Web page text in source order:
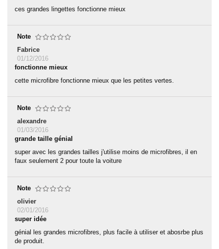
ces grandes lingettes fonctionne mieux
Note
Fabrice
01/12/2016
fonctionne mieux
cette microfibre fonctionne mieux que les petites vertes.
Note
alexandre
01/03/2016
grande taille génial
super avec les grandes tailles j'utilise moins de microfibres, il en
faux seulement 2 pour toute la voiture
Note
olivier
02/01/2016
super idée
génial les grandes microfibres, plus facile à utiliser et abosrbe plus
de produit.